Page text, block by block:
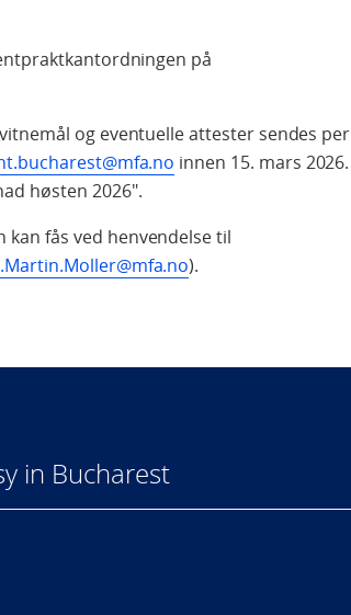
på
og eventuelle attester sendes per
innen 15. mars 2026.
høsten 2026".
fås ved henvendelse til
).
in Bucharest